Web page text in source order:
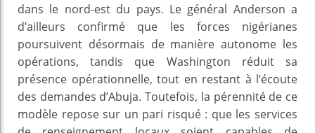
dans le nord-est du pays. Le général Anderson a
d’ailleurs confirmé que les forces nigérianes
poursuivent désormais de manière autonome les
opérations, tandis que Washington réduit sa
présence opérationnelle, tout en restant à l’écoute
des demandes d’Abuja. Toutefois, la pérennité de ce
modèle repose sur un pari risqué : que les services